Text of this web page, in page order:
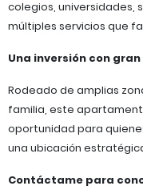
colegios, universidades,
múltiples servicios que
Una inversión con
Rodeado de amplias
familia, este
oportunidad para
una ubicación
Contáctame para